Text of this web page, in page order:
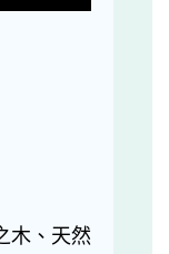
木、天然